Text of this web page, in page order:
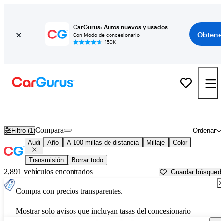
CarGurus: Autos nuevos y usados
Con Modo de concesionario
150K+
Filtro (1) Ordenar
Compara
Audi Año A 100 millas de distancia Millaje Color
Transmisión Borrar todo
2,891 vehículos encontrados Guardar
Compra con precios transparentes.
Mostrar solo avisos que incluyan tasas del concesionario